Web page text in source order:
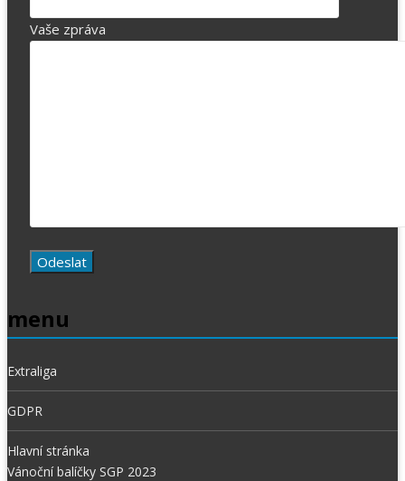
Vaše zpráva
menu
Extraliga
GDPR
Hlavní stránka
Vánoční balíčky SGP 2023